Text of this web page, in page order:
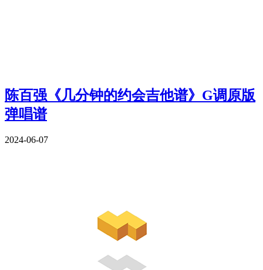
陈百强《几分钟的约会吉他谱》G调原版
弹唱谱
2024-06-07